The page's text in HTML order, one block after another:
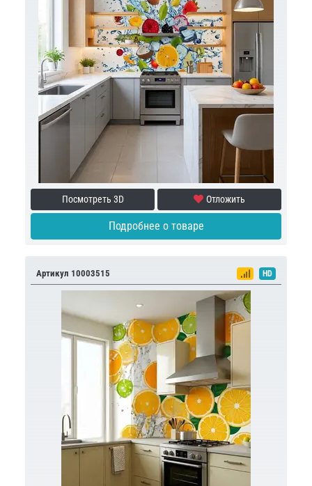
Посмотреть 3D Отложить
Подробнее о товаре
Артикул 10003515 HD